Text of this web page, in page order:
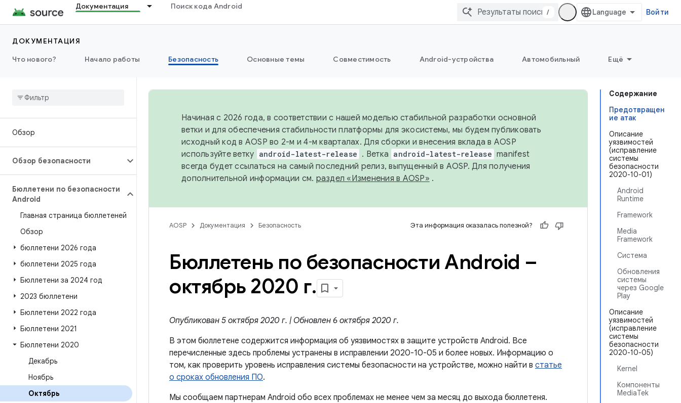
Документация Поиск кода Android
/ Войти
ДОКУМЕНТАЦИЯ
Что нового?
Начало работы Безопасность Основные темы Совместимость Android-устройства Автомобильный Ещё
Обзор
Обзор безопасности
Бюллетени по безопасности
Android
Главная страница бюллетеней
Обзор
бюллетени 2026 года
бюллетени 2025 года
Бюллетени за 2024 год
2023 бюллетени
Бюллетени 2022 года
Бюллетени 2021
Бюллетени 2020
Декабрь
Ноябрь
Октябрь
Содержание
Предотвращен
ие атак
Описание
уязвимостей
(исправление
системы
безопасности
2020-10-01)
Android
Runtime
Framework
Media
Framework
Система
Обновления
системы
через Google
Play
Описание
уязвимостей
(исправление
системы
безопасности
2020-10-05)
Kernel
Компоненты
MediaTek
Начиная с 2026 года, в соответствии с нашей моделью стабильной разработки основной
ветки и для обеспечения стабильности платформы для экосистемы, мы будем публиковать
исходный код в AOSP во 2-м и 4-м кварталах. Для сборки и внесения вклада в AOSP
используйте ветку android-latest-release . Ветка android-latest-release manifest
всегда будет ссылаться на самый последний релиз, выпущенный в AOSP. Для получения
дополнительной информации см. раздел «Изменения в AOSP» .
AOSP Документация Безопасность Эта информация оказалась полезной?
Бюллетень по безопасности Android –
октябрь 2020 г.
Опубликован 5 октября 2020 г. | Обновлен 6 октября 2020 г.
В этом бюллетене содержится информация об уязвимостях в защите устройств Android. Все
перечисленные здесь проблемы устранены в исправлении 2020-10-05 и более новых. Информацию о
том, как проверить уровень исправления системы безопасности на устройстве, можно найти в статье
о сроках обновления ПО.
Мы сообщаем партнерам Android обо всех проблемах не менее чем за месяц до выхода бюллетеня.